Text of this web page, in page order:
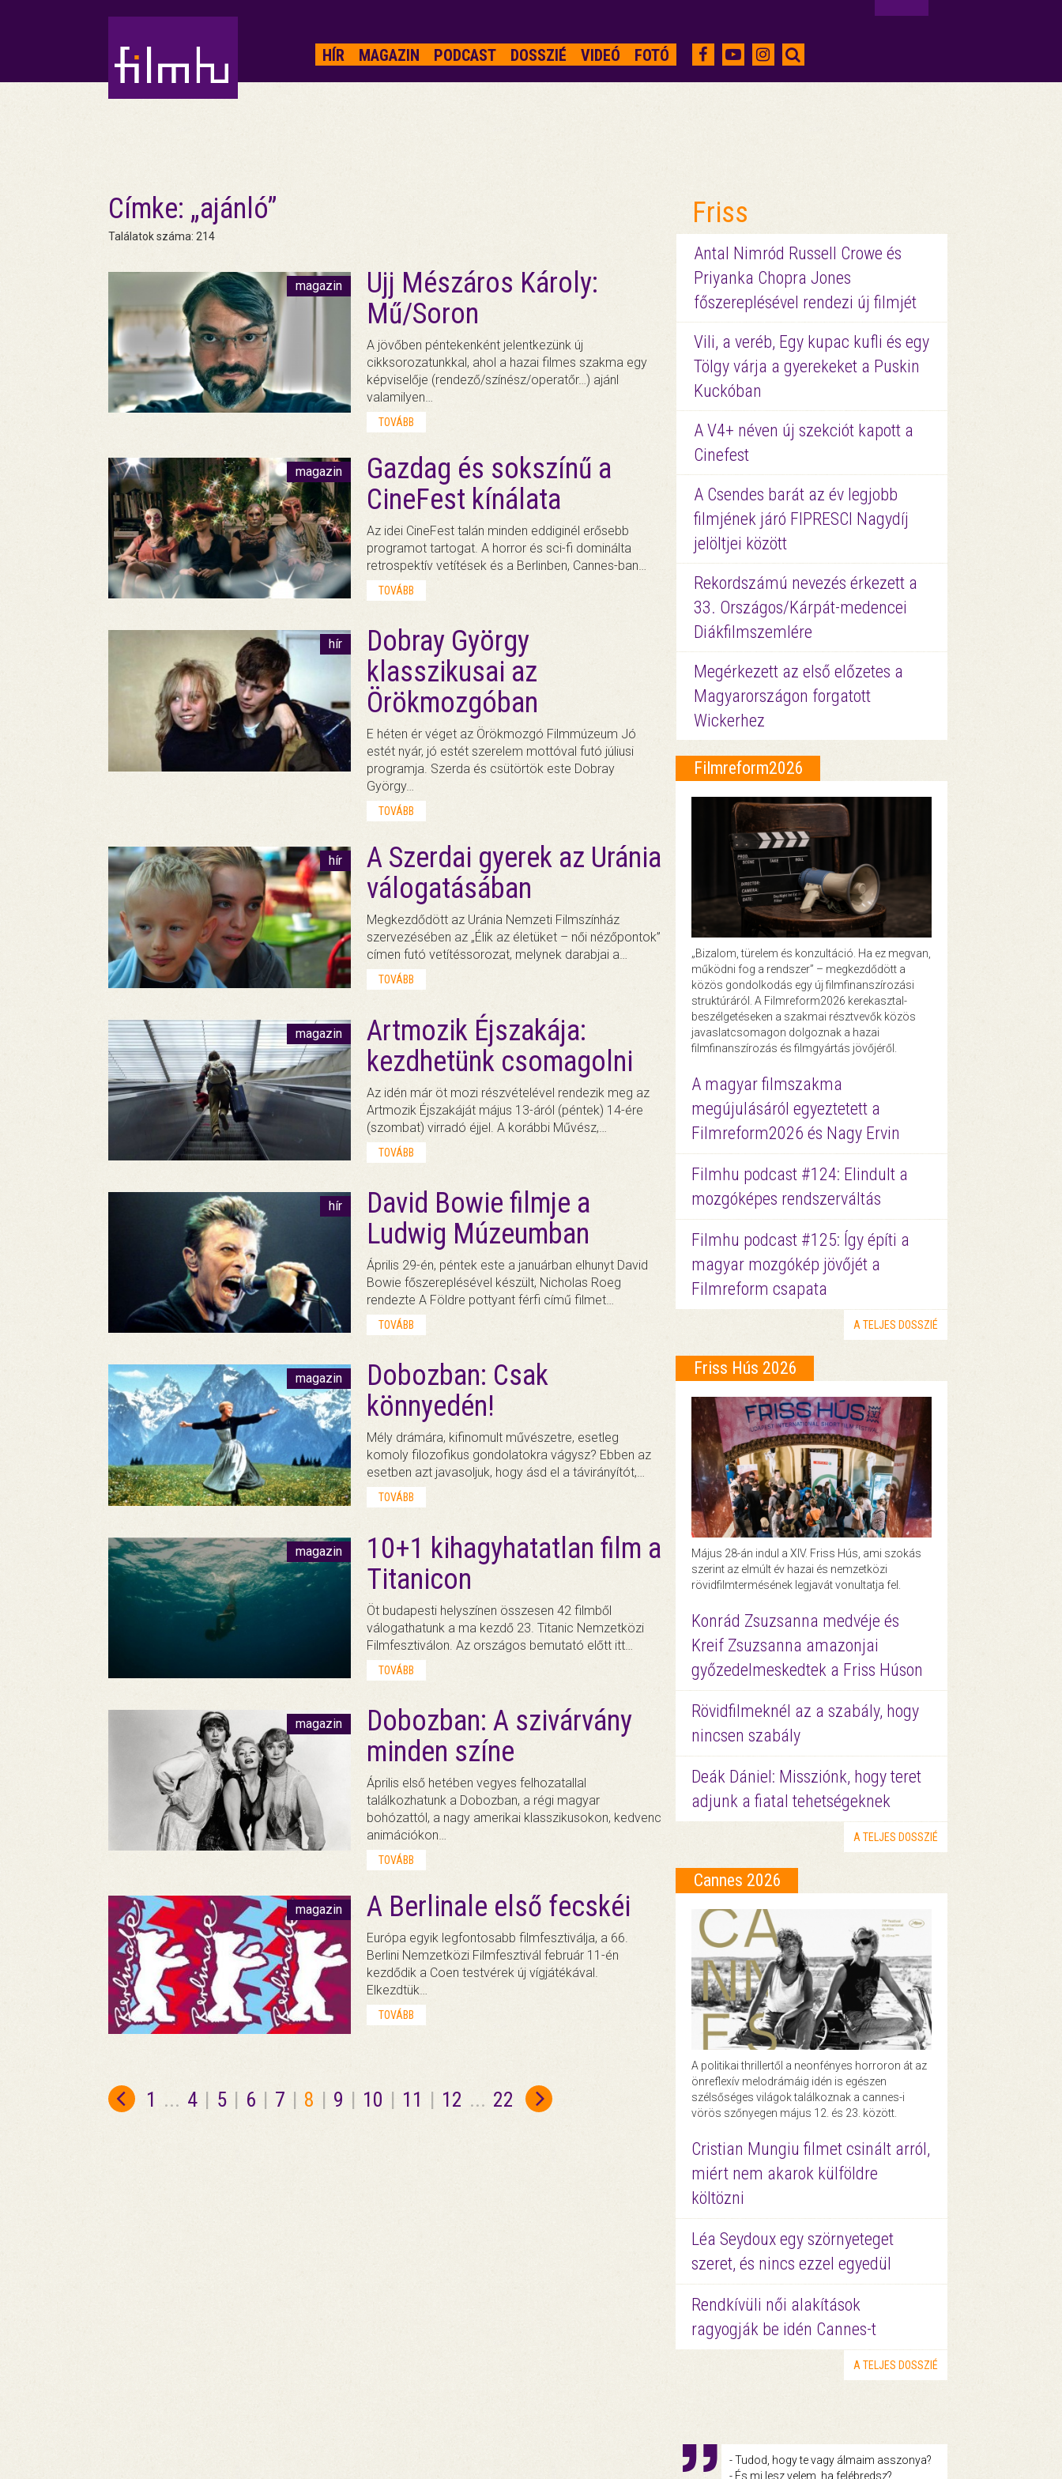
HÍR MAGAZIN PODCAST DOSSZIÉ VIDEÓ FOTÓ
Címke: „ajánló”
Találatok száma: 214
magazin
Ujj Mészáros Károly:
Mű/Soron
A jövőben péntekenként jelentkezünk új
cikksorozatunkkal, ahol a hazai filmes szakma egy
képviselője (rendező/színész/operatőr…) ajánl
valamilyen…
TOVÁBB
magazin
Gazdag és sokszínű a
CineFest kínálata
Az idei CineFest talán minden eddiginél erősebb
programot tartogat. A horror és sci-fi dominálta
retrospektív vetítések és a Berlinben, Cannes-ban…
TOVÁBB
hír
Dobray György
klasszikusai az
Örökmozgóban
E héten ér véget az Örökmozgó Filmmúzeum Jó
estét nyár, jó estét szerelem mottóval futó júliusi
programja. Szerda és csütörtök este Dobray
György…
TOVÁBB
hír
A Szerdai gyerek az Uránia
válogatásában
Megkezdődött az Uránia Nemzeti Filmszínház
szervezésében az „Élik az életüket – női nézőpontok”
címen futó vetítéssorozat, melynek darabjai a…
TOVÁBB
magazin
Artmozik Éjszakája:
kezdhetünk csomagolni
Az idén már öt mozi részvételével rendezik meg az
Artmozik Éjszakáját május 13-áról (péntek) 14-ére
(szombat) virradó éjjel. A korábbi Művész,…
TOVÁBB
hír
David Bowie filmje a
Ludwig Múzeumban
Április 29-én, péntek este a januárban elhunyt David
Bowie főszereplésével készült, Nicholas Roeg
rendezte A Földre pottyant férfi című filmet…
TOVÁBB
magazin
Dobozban: Csak
könnyedén!
Mély drámára, kifinomult művészetre, esetleg
komoly filozofikus gondolatokra vágysz? Ebben az
esetben azt javasoljuk, hogy ásd el a távirányítót,…
TOVÁBB
magazin
10+1 kihagyhatatlan film a
Titanicon
Öt budapesti helyszínen összesen 42 filmből
válogathatunk a ma kezdő 23. Titanic Nemzetközi
Filmfesztiválon. Az országos bemutató előtt itt…
TOVÁBB
magazin
Dobozban: A szivárvány
minden színe
Április első hetében vegyes felhozatallal
találkozhatunk a Dobozban, a régi magyar
bohózattól, a nagy amerikai klasszikusokon, kedvenc
animációkon…
TOVÁBB
magazin A Berlinale első fecskéi
Európa egyik legfontosabb filmfesztiválja, a 66.
Berlini Nemzetközi Filmfesztivál február 11-én
kezdődik a Coen testvérek új vígjátékával.
Elkezdtük…
TOVÁBB
1 ... 4 | 5 | 6 | 7 | 8 | 9 | 10 | 11 | 12 ... 22
Friss
Antal Nimród Russell Crowe és
Priyanka Chopra Jones
főszereplésével rendezi új filmjét
Vili, a veréb, Egy kupac kufli és egy
Tölgy várja a gyerekeket a Puskin
Kuckóban
A V4+ néven új szekciót kapott a
Cinefest
A Csendes barát az év legjobb
filmjének járó FIPRESCI Nagydíj
jelöltjei között
Rekordszámú nevezés érkezett a
33. Országos/Kárpát-medencei
Diákfilmszemlére
Megérkezett az első előzetes a
Magyarországon forgatott
Wickerhez
Filmreform2026
„Bizalom, türelem és konzultáció. Ha ez megvan,
működni fog a rendszer” – megkezdődött a
közös gondolkodás egy új filmfinanszírozási
struktúráról. A Filmreform2026 kerekasztal-
beszélgetéseken a szakmai résztvevők közös
javaslatcsomagon dolgoznak a hazai
filmfinanszírozás és filmgyártás jövőjéről.
A magyar filmszakma
megújulásáról egyeztetett a
Filmreform2026 és Nagy Ervin
Filmhu podcast #124: Elindult a
mozgóképes rendszerváltás
Filmhu podcast #125: Így építi a
magyar mozgókép jövőjét a
Filmreform csapata
A TELJES DOSSZIÉ
Friss Hús 2026
Május 28-án indul a XIV. Friss Hús, ami szokás
szerint az elmúlt év hazai és nemzetközi
rövidfilmtermésének legjavát vonultatja fel.
Konrád Zsuzsanna medvéje és
Kreif Zsuzsanna amazonjai
győzedelmeskedtek a Friss Húson
Rövidfilmeknél az a szabály, hogy
nincsen szabály
Deák Dániel: Missziónk, hogy teret
adjunk a fiatal tehetségeknek
A TELJES DOSSZIÉ
Cannes 2026
A politikai thrillertől a neonfényes horroron át az
önreflexív melodrámáig idén is egészen
szélsőséges világok találkoznak a cannes-i
vörös szőnyegen május 12. és 23. között.
Cristian Mungiu filmet csinált arról,
miért nem akarok külföldre
költözni
Léa Seydoux egy szörnyeteget
szeret, és nincs ezzel egyedül
Rendkívüli női alakítások
ragyogják be idén Cannes-t
A TELJES DOSSZIÉ
- Tudod, hogy te vagy álmaim asszonya?
- És mi lesz velem, ha felébredsz?